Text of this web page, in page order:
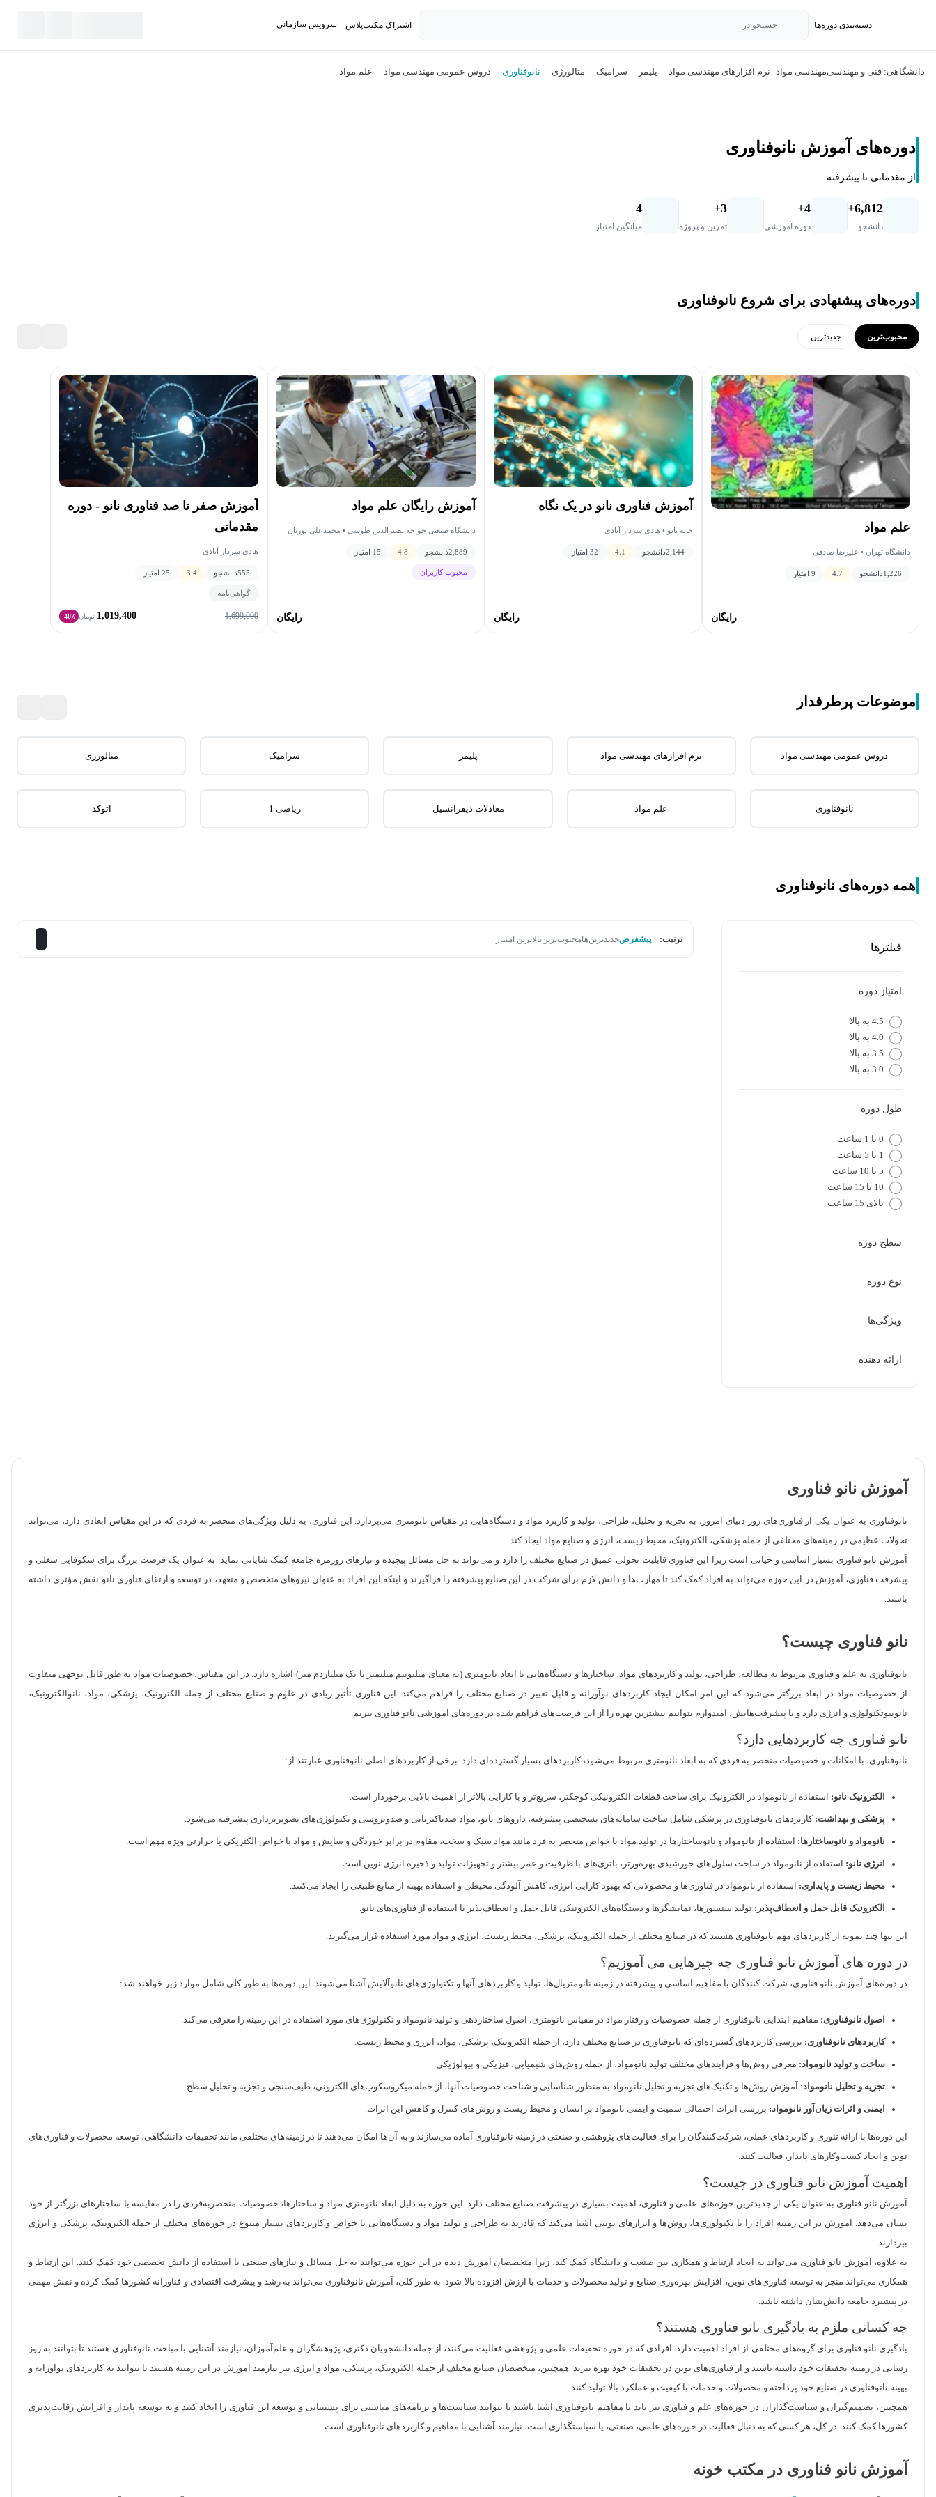
دسته‌بندی‌ دوره‌ها جستجو در اشتراک مکتب‌پلاس سرویس سازمانی
دانشگاهی: فنی و مهندسیمهندسی مواد نرم افزارهای مهندسی مواد پلیمر سرامیک متالورژی نانوفناوری دروس عمومی مهندسی مواد علم مواد
دوره‌های آموزش نانوفناوری
از مقدماتی تا پیشرفته
6,812+
دانشجو
4+
دوره آموزشی
3+
تمرین و پروژه
4
میانگین امتیاز
دوره‌های پیشنهادی برای شروع نانوفناوری
محبوب‌ترین جدید‌ترین
علم مواد
دانشگاه تهران • علیرضا صادقی
1,226دانشجو 4.7 9 امتیاز
رایگان
آموزش فناوری نانو در یک نگاه
خانه نانو • هادی سردار آبادی
2,144دانشجو 4.1 32 امتیاز
رایگان
آموزش رایگان علم مواد
دانشگاه صنعتی خواجه نصیرالدین طوسی • محمدعلی نوریان
2,889دانشجو 4.8 15 امتیاز
محبوب کاربران
رایگان
آموزش صفر تا صد فناوری نانو - دوره
مقدماتی
هادی سردار آبادی
555دانشجو 3.4 25 امتیاز
گواهی‌نامه
1,699,000
1,019,400 تومان 40٪
موضوعات پرطرفدار
دروس عمومی مهندسی مواد نرم افزارهای مهندسی مواد پلیمر سرامیک متالورژی
نانوفناوری علم مواد معادلات دیفرانسیل ریاضی 1 اتوکد
همه دوره‌های نانوفناوری
فیلترها
امتیاز دوره
4.5 به بالا
4.0 به بالا
3.5 به بالا
3.0 به بالا
طول دوره
0 تا 1 ساعت
1 تا 5 ساعت
5 تا 10 ساعت
10 تا 15 ساعت
بالای 15 ساعت
سطح دوره
نوع دوره
ویژگی‌ها
ارائه دهنده
ترتیب: پیشفرضجدیدترین‌هامحبوب‌ترینبالاترین امتیاز
آموزش نانو فناوری
نانوفناوری به عنوان یکی از فناوری‌های روز دنیای امروز، به تجزیه و تحلیل، طراحی، تولید و کاربرد مواد و دستگاه‌هایی در مقیاس نانومتری می‌پردازد. این فناوری، به دلیل ویژگی‌های منحصر به فردی که در این مقیاس ابعادی دارد، می‌تواند
تحولات عظیمی در زمینه‌های مختلفی از جمله پزشکی، الکترونیک، محیط زیست، انرژی و صنایع مواد ایجاد کند.
آموزش نانو فناوری بسیار اساسی و حیاتی است زیرا این فناوری قابلیت تحولی عمیق در صنایع مختلف را دارد و می‌تواند به حل مسائل پیچیده و نیازهای روزمره جامعه کمک شایانی نماید. به عنوان یک فرصت بزرگ برای شکوفایی شغلی و
پیشرفت فناوری، آموزش در این حوزه می‌تواند به افراد کمک کند تا مهارت‌ها و دانش لازم برای شرکت در این صنایع پیشرفته را فراگیرند و اینکه این افراد به عنوان نیروهای متخصص و متعهد، در توسعه و ارتقای فناوری نانو نقش مؤثری داشته
باشند.
نانو فناوری چیست؟
نانوفناوری به علم و فناوری مربوط به مطالعه، طراحی، تولید و کاربردهای مواد، ساختارها و دستگاه‌هایی با ابعاد نانومتری (به معنای میلیونیم میلیمتر یا یک میلیاردم متر) اشاره دارد. در این مقیاس، خصوصیات مواد به طور قابل توجهی متفاوت
از خصوصیات مواد در ابعاد بزرگتر می‌شود که این امر امکان ایجاد کاربردهای نوآورانه و قابل تغییر در صنایع مختلف را فراهم می‌کند. این فناوری تأثیر زیادی در علوم و صنایع مختلف از جمله الکترونیک، پزشکی، مواد، نانوالکترونیک،
نانوبیوتکنولوژی و انرژی دارد و با پیشرفت‌هایش، امیدوارم بتوانیم بیشترین بهره را از این فرصت‌های فراهم شده در دوره‌های آموزشی نانو فناوری ببریم.
نانو فناوری چه کاربردهایی دارد؟
نانوفناوری، با امکانات و خصوصیات منحصر به فردی که به ابعاد نانومتری مربوط می‌شود، کاربردهای بسیار گسترده‌ای دارد. برخی از کاربردهای اصلی نانوفناوری عبارتند از:
الکترونیک نانو: استفاده از نانومواد در الکترونیک برای ساخت قطعات الکترونیکی کوچکتر، سریع‌تر و با کارایی بالاتر از اهمیت بالایی برخوردار است.
پزشکی و بهداشت: کاربردهای نانوفناوری در پزشکی شامل ساخت سامانه‌های تشخیصی پیشرفته، داروهای نانو، مواد ضدباکتریایی و ضدویروسی و تکنولوژی‌های تصویربرداری پیشرفته می‌شود.
نانومواد و نانوساختارها: استفاده از نانومواد و نانوساختارها در تولید مواد با خواص منحصر به فرد مانند مواد سبک و سخت، مقاوم در برابر خوردگی و سایش و مواد با خواص الکتریکی یا حرارتی ویژه مهم است.
انرژی نانو: استفاده از نانومواد در ساخت سلول‌های خورشیدی بهره‌ورتر، باتری‌های با ظرفیت و عمر بیشتر و تجهیزات تولید و ذخیره انرژی نوین است.
محیط زیست و پایداری: استفاده از نانومواد در فناوری‌ها و محصولاتی که بهبود کارایی انرژی، کاهش آلودگی محیطی و استفاده بهینه از منابع طبیعی را ایجاد می‌کنند.
الکترونیک قابل حمل و انعطاف‌پذیر: تولید سنسورها، نمایشگرها و دستگاه‌های الکترونیکی قابل حمل و انعطاف‌پذیر با استفاده از فناوری‌های نانو.
این تنها چند نمونه از کاربردهای مهم نانوفناوری هستند که در صنایع مختلف از جمله الکترونیک، پزشکی، محیط زیست، انرژی و مواد مورد استفاده قرار می‌گیرند.
در دوره های آموزش نانو فناوری چه چیزهایی می آموزیم؟
در دوره‌های آموزش نانو فناوری، شرکت کنندگان با مفاهیم اساسی و پیشرفته در زمینه نانومتریال‌ها، تولید و کاربردهای آنها و تکنولوژی‌های نانوآلایش آشنا می‌شوند. این دوره‌ها به طور کلی شامل موارد زیر خواهند شد:
اصول نانوفناوری: مفاهیم ابتدایی نانوفناوری از جمله خصوصیات و رفتار مواد در مقیاس نانومتری، اصول ساختاردهی و تولید نانومواد و تکنولوژی‌های مورد استفاده در این زمینه را معرفی می‌کند.
کاربردهای نانوفناوری: بررسی کاربردهای گسترده‌ای که نانوفناوری در صنایع مختلف دارد، از جمله الکترونیک، پزشکی، مواد، انرژی و محیط زیست.
ساخت و تولید نانومواد: معرفی روش‌ها و فرآیندهای مختلف تولید نانومواد، از جمله روش‌های شیمیایی، فیزیکی و بیولوژیکی.
تجزیه و تحلیل نانومواد: آموزش روش‌ها و تکنیک‌های تجزیه و تحلیل نانومواد به منظور شناسایی و شناخت خصوصیات آنها، از جمله میکروسکوپ‌های الکترونی، طیف‌سنجی و تجزیه و تحلیل سطح.
ایمنی و اثرات زیان‌آور نانومواد: بررسی اثرات احتمالی سمیت و ایمنی نانومواد بر انسان و محیط زیست و روش‌های کنترل و کاهش این اثرات.
این دوره‌ها با ارائه تئوری و کاربردهای عملی، شرکت‌کنندگان را برای فعالیت‌های پژوهشی و صنعتی در زمینه نانوفناوری آماده می‌سازند و به آن‌ها امکان می‌دهند تا در زمینه‌های مختلفی مانند تحقیقات دانشگاهی، توسعه محصولات و فناوری‌های
نوین و ایجاد کسب‌وکارهای پایدار، فعالیت کنند.
اهمیت آموزش نانو فناوری در چیست؟
آموزش نانو فناوری به عنوان یکی از جدیدترین حوزه‌های علمی و فناوری، اهمیت بسیاری در پیشرفت صنایع مختلف دارد. این حوزه به دلیل ابعاد نانومتری مواد و ساختارها، خصوصیات منحصربه‌فردی را در مقایسه با ساختارهای بزرگتر از خود
نشان می‌دهد. آموزش در این زمینه افراد را با تکنولوژی‌ها، روش‌ها و ابزارهای نوینی آشنا می‌کند که قادرند به طراحی و تولید مواد و دستگاه‌هایی با خواص و کاربردهای بسیار متنوع در حوزه‌های مختلف از جمله الکترونیک، پزشکی و انرژی
بپردازند.
به علاوه، آموزش نانو فناوری می‌تواند به ایجاد ارتباط و همکاری بین صنعت و دانشگاه کمک کند، زیرا متخصصان آموزش دیده در این حوزه می‌توانند به حل مسائل و نیازهای صنعتی با استفاده از دانش تخصصی خود کمک کنند. این ارتباط و
همکاری می‌تواند منجر به توسعه فناوری‌های نوین، افزایش بهره‌وری صنایع و تولید محصولات و خدمات با ارزش افزوده بالا شود. به طور کلی، آموزش نانوفناوری می‌تواند به رشد و پیشرفت اقتصادی و فناورانه کشورها کمک کرده و نقش مهمی
در پیشبرد جامعه دانش‌بنیان داشته باشد.
چه کسانی ملزم به یادگیری نانو فناوری هستند؟
یادگیری نانو فناوری برای گروه‌های مختلفی از افراد اهمیت دارد. افرادی که در حوزه تحقیقات علمی و پژوهشی فعالیت می‌کنند، از جمله دانشجویان دکتری، پژوهشگران و علم‌آموزان، نیازمند آشنایی با مباحث نانوفناوری هستند تا بتوانند به روز
رسانی در زمینه تحقیقات خود داشته باشند و از فناوری‌های نوین در تحقیقات خود بهره ببرند. همچنین، متخصصان صنایع مختلف از جمله الکترونیک، پزشکی، مواد و انرژی نیز نیازمند آموزش در این زمینه هستند تا بتوانند به کاربردهای نوآورانه و
بهینه نانوفناوری در صنایع خود پرداخته و محصولات و خدمات با کیفیت و عملکرد بالا تولید کنند.
همچنین، تصمیم‌گیران و سیاست‌گذاران در حوزه‌های علم و فناوری نیز باید با مفاهیم نانوفناوری آشنا باشند تا بتوانند سیاست‌ها و برنامه‌های مناسبی برای پشتیبانی و توسعه این فناوری را اتخاذ کنند و به توسعه پایدار و افزایش رقابت‌پذیری
کشورها کمک کنند. در کل، هر کسی که به دنبال فعالیت در حوزه‌های علمی، صنعتی، یا سیاستگذاری است، نیازمند آشنایی با مفاهیم و کاربردهای نانوفناوری است.
آموزش نانو فناوری در مکتب خونه